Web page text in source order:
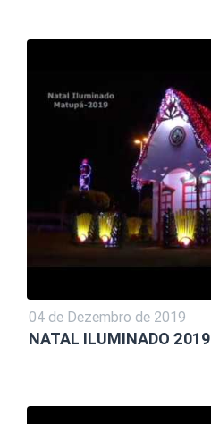
04 de Dezembro de 2019
NATAL ILUMINADO 2019